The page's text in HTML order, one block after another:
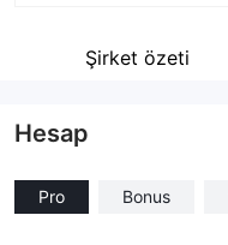
Şirket özeti
Hesap
Pro Bonus